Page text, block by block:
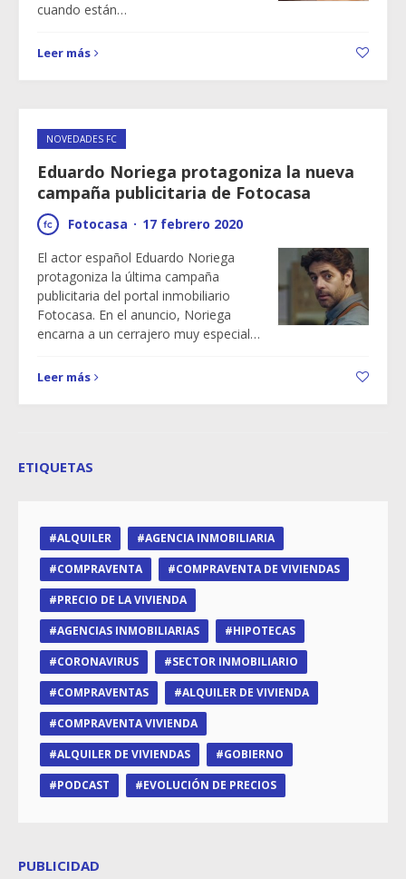
cuando están…
Leer más
NOVEDADES FC
Eduardo Noriega protagoniza la nueva
campaña publicitaria de Fotocasa
Fotocasa · 17 febrero 2020
El actor español Eduardo Noriega
protagoniza la última campaña
publicitaria del portal inmobiliario
Fotocasa. En el anuncio, Noriega
encarna a un cerrajero muy especial…
Leer más
ETIQUETAS
ALQUILER
AGENCIA INMOBILIARIA
COMPRAVENTA
COMPRAVENTA DE VIVIENDAS
PRECIO DE LA VIVIENDA
AGENCIAS INMOBILIARIAS
HIPOTECAS
CORONAVIRUS
SECTOR INMOBILIARIO
COMPRAVENTAS
ALQUILER DE VIVIENDA
COMPRAVENTA VIVIENDA
ALQUILER DE VIVIENDAS
GOBIERNO
PODCAST
EVOLUCIÓN DE PRECIOS
PUBLICIDAD